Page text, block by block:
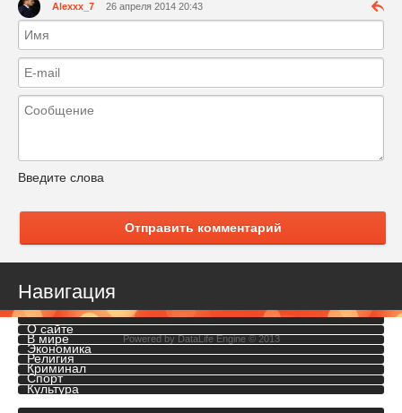
Alexxx_7 26 апреля 2014 20:43
Введите слова
Отправить комментарий
Навигация
О сайте
В мире
Экономика
Религия
Криминал
Спорт
Культура
Инопресса
Powered byDataLife Engine© 2013